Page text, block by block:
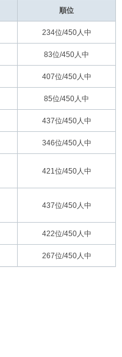
順位
234位/450人中
83位/450人中
407位/450人中
85位/450人中
437位/450人中
346位/450人中
421位/450人中
437位/450人中
422位/450人中
267位/450人中